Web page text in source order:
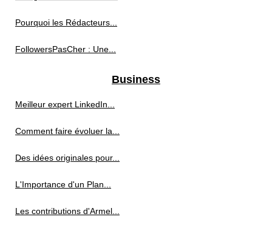
Pourquoi les Rédacteurs...
FollowersPasCher : Une...
Business
Meilleur expert LinkedIn...
Comment faire évoluer la...
Des idées originales pour...
L'Importance d'un Plan...
Les contributions d'Armel...